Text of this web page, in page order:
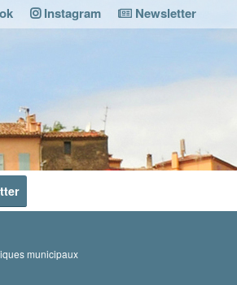
Instagram Newsletter
municipaux